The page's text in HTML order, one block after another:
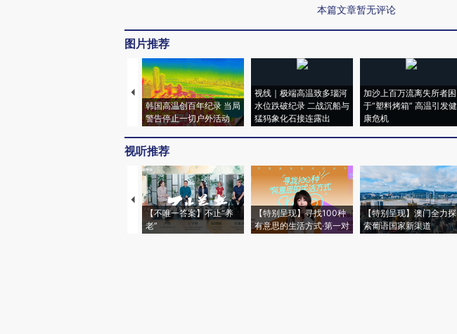
本篇文章暂无评论
图片推荐
韩国高温创百年纪录 当局
警告停止一切户外活动
视线｜极端高温致多瑙河
水位跌破纪录 二战沉船与
猛犸象化石接连露出
加沙上百万流离失所者困
于“塑料烤箱” 高温引发健
康危机
视听推荐
【不唯一答案】不止“养
老”
【特别呈现】寻找100种
有意思的生活方式·第一对
【特别呈现】澳门全力探
索葡语国家新渠道